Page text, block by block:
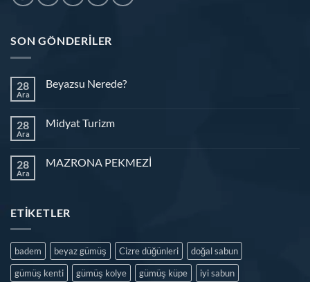
SON GÖNDERILER
28
Ara
Beyazsu Nerede?
28
Ara
Midyat Turizm
28
Ara
MAZRONA PEKMEZİ
ETIKETLER
badem beyaz gümüş Cizre düğünleri
doğal sabun
gümüş kenti
gümüş kolye gümüş küpe
iyi sabun